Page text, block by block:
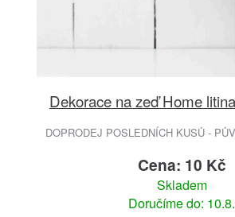
Dekorace na zeď Home
DOPRODEJ POSLEDNÍCH KUSŮ -
Cena: 10 Kč
Skladem
Doručíme do: 10.8.